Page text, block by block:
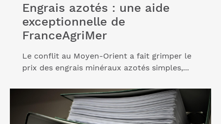
Engrais azotés : une aide
exceptionnelle de
FranceAgriMer
Le conflit au Moyen-Orient a fait grimper le
prix des engrais minéraux azotés simples,...
Lire l'article "Entreprises, combien de temps devez-
vous conserver vos documents ?"